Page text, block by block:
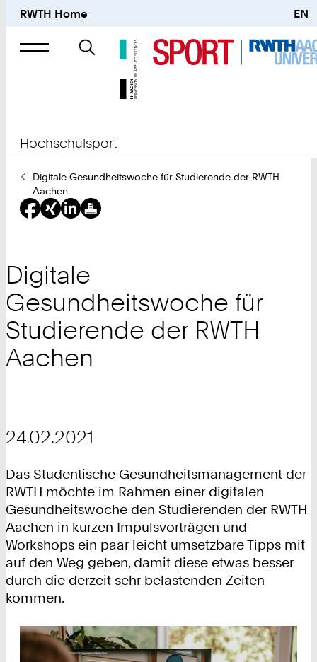
RWTH Home EN
Suche
nach
Hochschulsport
Sie
sind
hier:
Digitale Gesundheitswoche für Studierende der RWTH
Aachen
Digitale
Gesundheitswoche für
Studierende der RWTH
Aachen
24.02.2021
Das Studentische Gesundheitsmanagement der
RWTH möchte im Rahmen einer digitalen
Gesundheitswoche den Studierenden der RWTH
Aachen in kurzen Impulsvorträgen und
Workshops ein paar leicht umsetzbare Tipps mit
auf den Weg geben, damit diese etwas besser
durch die derzeit sehr belastenden Zeiten
kommen.